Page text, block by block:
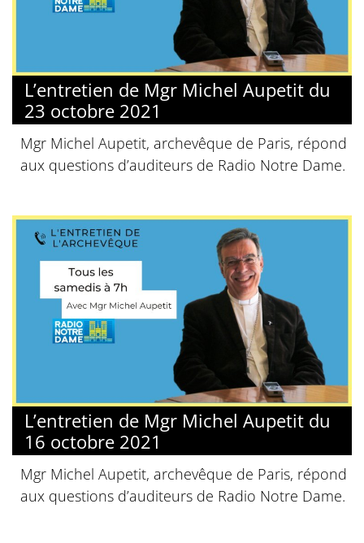
L’entretien de Mgr Michel Aupetit du
23 octobre 2021
Mgr Michel Aupetit, archevêque de Paris, répond
aux questions d’auditeurs de Radio Notre Dame.
L’entretien de Mgr Michel Aupetit du
16 octobre 2021
Mgr Michel Aupetit, archevêque de Paris, répond
aux questions d’auditeurs de Radio Notre Dame.